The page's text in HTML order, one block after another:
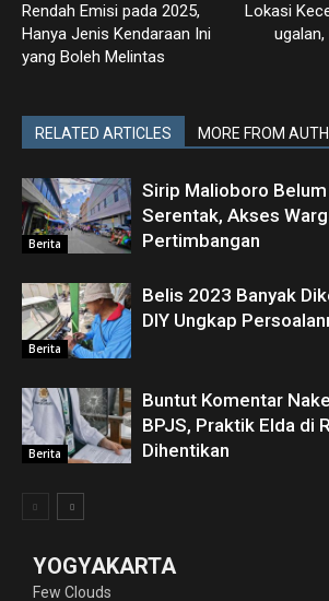
Rendah Emisi pada 2025,
Hanya Jenis Kendaraan Ini
yang Boleh Melintas
Lokasi
RELATED ARTICLES MORE FROM
Berita
Sirip Malioboro
Serentak, Akses
Pertimbangan
Berita
Belis 2023 Banyak
DIY Ungkap
Berita
Buntut Komentar
BPJS, Praktik Elda di
Dihentikan
YOGYAKARTA
Few Clouds